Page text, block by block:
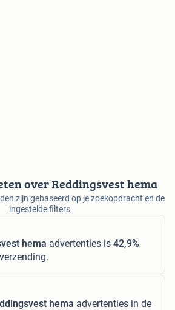
over Reddingsvest hema
zijn gebaseerd op je zoekopdracht en de
ingestelde filters
hema advertenties is 42,9%
hema advertenties in de